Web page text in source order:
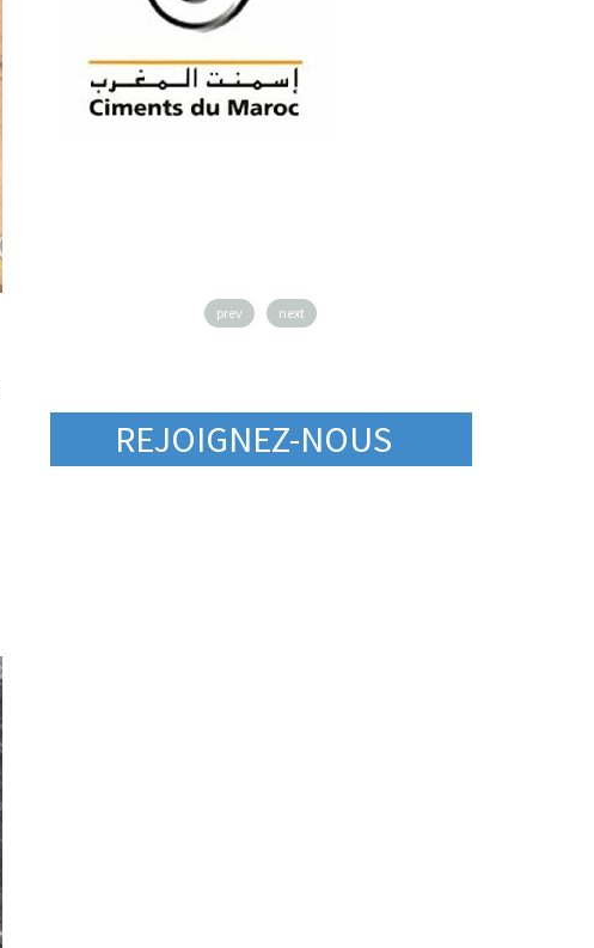
prev next
REJOIGNEZ-NOUS